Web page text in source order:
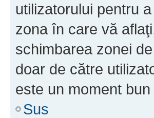
utilizatorului pentru
zona în care vă
schimbarea zonei
doar de către
este un moment
Sus